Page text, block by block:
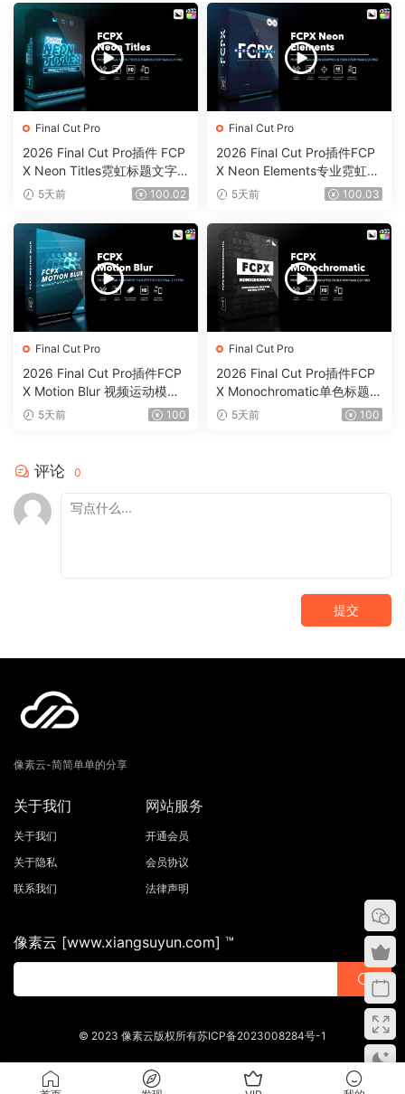
Final Cut Pro
2026 Final Cut Pro插件 FCP
X Neon Titles霓虹标题文字
元素效果0201
5天前 100.02
Final Cut Pro
2026 Final Cut Pro插件FCP
X Neon Elements专业霓虹元
素效果工具0200
5天前 100.03
Final Cut Pro
2026 Final Cut Pro插件FCP
X Motion Blur 视频运动模糊
效果插件0199
5天前 100
Final Cut Pro
2026 Final Cut Pro插件FCP
X Monochromatic单色标题背
景动画字幕0198
5天前 100
评论 0
提交
像素云-简简单单的分享
关于我们
关于我们
关于隐私
联系我们
网站服务
开通会员
会员协议
法律声明
像素云 [www.xiangsuyun.com] ™
© 2023 像素云版权所有苏ICP备2023008284号-1